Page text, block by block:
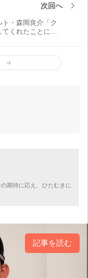
次回へ
ト・森岡良介「ク
てくれたことによ
期待に応え、ひたむきに
記事を読む